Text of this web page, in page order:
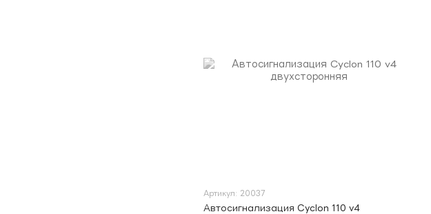
Артикул: 20037
Автосигнализация Cyclon 110 v4